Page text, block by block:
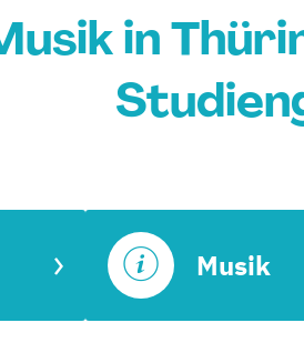
in
Musik